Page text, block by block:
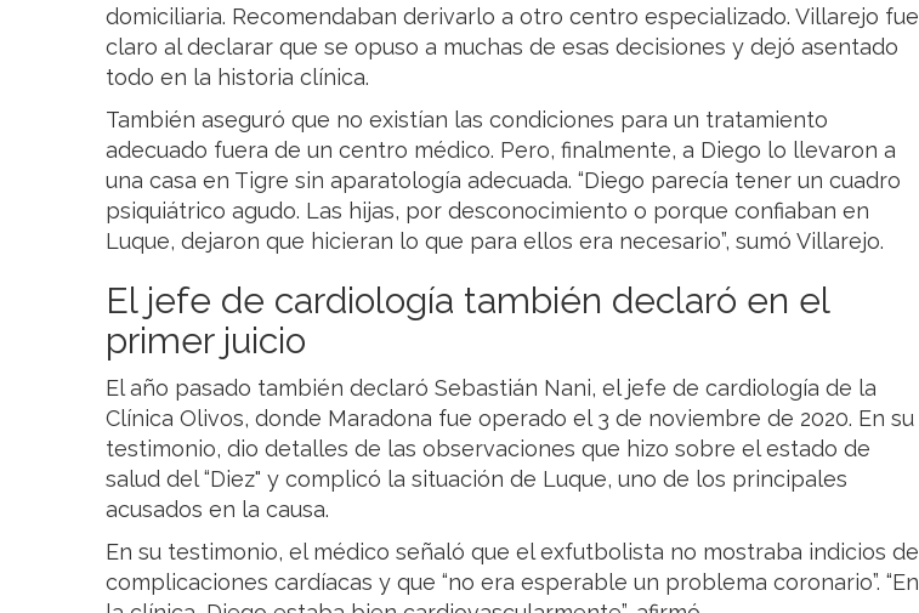
domiciliaria. Recomendaban derivarlo a otro centro especializado. Villarejo fue
claro al declarar que se opuso a muchas de esas decisiones y dejó asentado
todo en la historia clínica.
También aseguró que no existían las condiciones para un tratamiento
adecuado fuera de un centro médico. Pero, finalmente, a Diego lo llevaron a
una casa en Tigre sin aparatología adecuada. “Diego parecía tener un cuadro
psiquiátrico agudo. Las hijas, por desconocimiento o porque confiaban en
Luque, dejaron que hicieran lo que para ellos era necesario”, sumó Villarejo.
El jefe de cardiología también declaró en el
primer juicio
El año pasado también declaró Sebastián Nani, el jefe de cardiología de la
Clínica Olivos, donde Maradona fue operado el 3 de noviembre de 2020. En su
testimonio, dio detalles de las observaciones que hizo sobre el estado de
salud del “Diez" y complicó la situación de Luque, uno de los principales
acusados en la causa.
En su testimonio, el médico señaló que el exfutbolista no mostraba indicios de
complicaciones cardíacas y que “no era esperable un problema coronario”. “En